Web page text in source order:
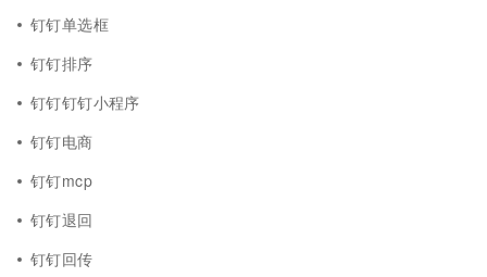
钉钉单选框
钉钉排序
钉钉钉钉小程序
钉钉电商
钉钉mcp
钉钉退回
钉钉回传